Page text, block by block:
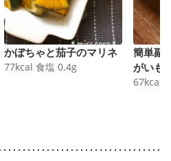
かぼちゃと茄子のマリネ
77kcal 食塩 0.4g
簡単副
がいも
67kcal